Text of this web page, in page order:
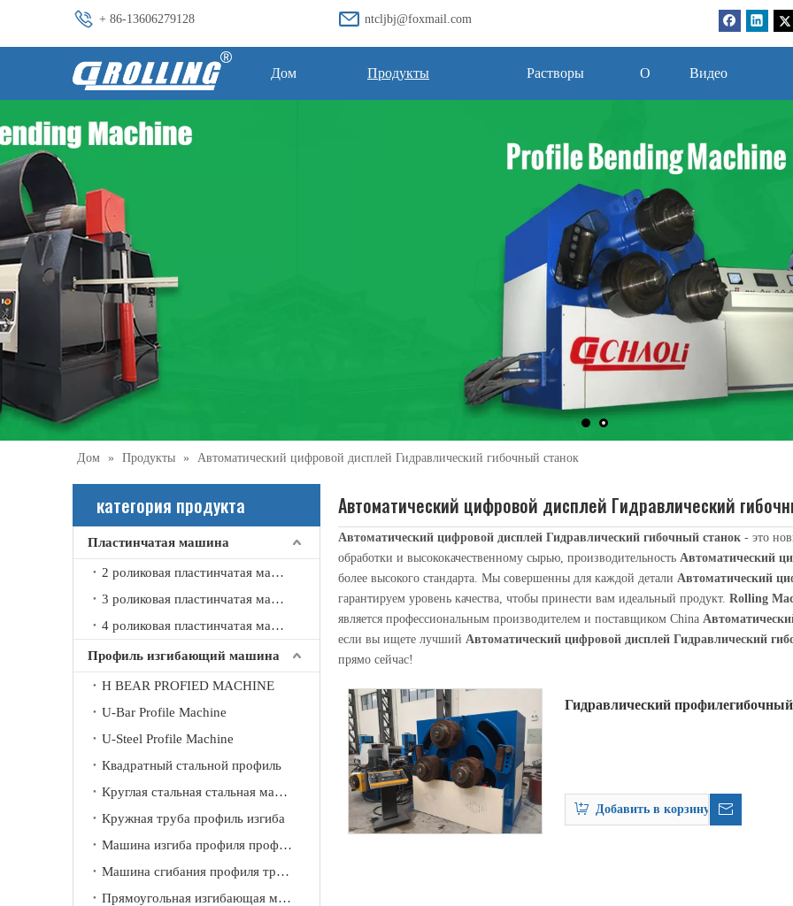
+ 86-13606279128 ntcljbj@foxmail.com
Дом Продукты Растворы О Видео
Дом » Продукты » Автоматический цифровой дисплей Гидравлический гибочный станок
категория продукта
Пластинчатая машина
2 роликовая пластинчатая машина
3 роликовая пластинчатая машина
4 роликовая пластинчатая машина
Профиль изгибающий машина
H BEAR PROFIED MACHINE
U-Bar Profile Machine
U-Steel Profile Machine
Квадратный стальной профиль
Круглая стальная стальная машина изгиба
Кружная труба профиль изгиба
Машина изгиба профиля профиля канала
Машина сгибания профиля трубки
Прямоугольная изгибающая машина
2021-09-21
Что вы знаете об автоматической машине для вальцовки швов?
Автоматическая стыковочная машина в основном используется для наматывания длиннокатаных деталей на стыковочно-
Почему нам нужна прокатная машина?
Благодаря своему техническому улучшению и совершенствованию, типы прокатных машин труб увеличивались, а этапы
Автоматический цифровой дисплей Гидравлический
Автоматический цифровой дисплей Гидравлический гибочный станок - это
обработки и высококачественному сырью, производительность Автоматический
более высокого стандарта. Мы совершенны для каждой детали Автоматический
гарантируем уровень качества, чтобы принести вам идеальный продукт. Rolling
является профессиональным производителем и поставщиком China
если вы ищете лучший Автоматический цифровой дисплей Гидравлический
прямо сейчас!
Гидравлический
Добавить в корзину